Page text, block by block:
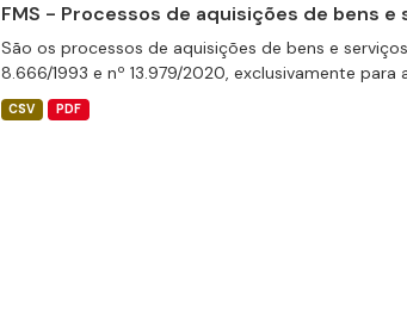
FMS - Processos de aquisições de bens
São os processos de aquisições de bens e
8.666/1993 e nº 13.979/2020, exclusivamente para
CSV PDF